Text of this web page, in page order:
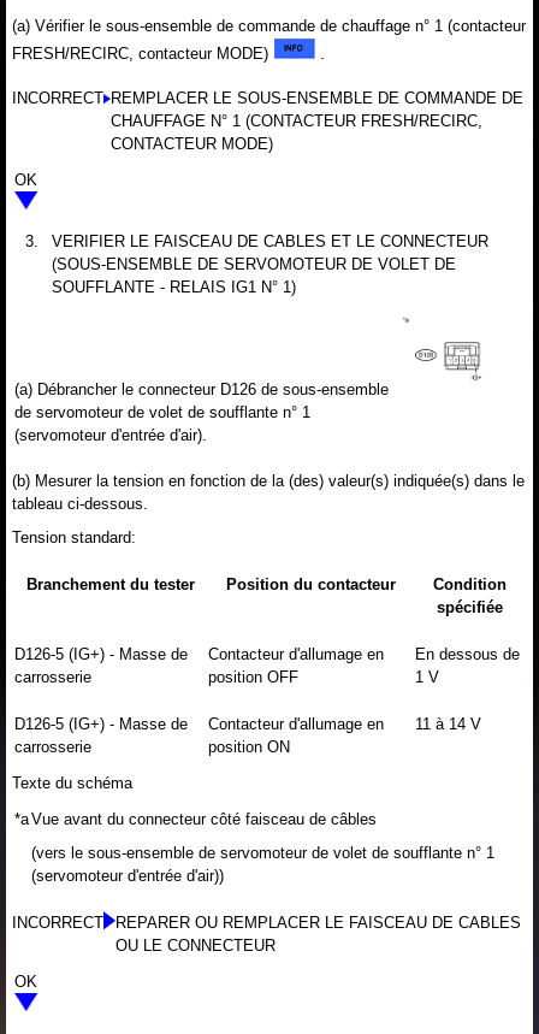
(a) Vérifier le sous-ensemble de commande de chauffage n° 1 (contacteur
FRESH/RECIRC, contacteur MODE)
.
INCORRECT REMPLACER LE SOUS-ENSEMBLE DE COMMANDE DE
CHAUFFAGE N° 1 (CONTACTEUR FRESH/RECIRC,
CONTACTEUR MODE)
OK
3.
VERIFIER LE FAISCEAU DE CABLES ET LE CONNECTEUR
(SOUS-ENSEMBLE DE SERVOMOTEUR DE VOLET DE
SOUFFLANTE - RELAIS IG1 N° 1)
(a) Débrancher le connecteur D126 de sous-ensemble
de servomoteur de volet de soufflante n° 1
(servomoteur d'entrée d'air).
(b) Mesurer la tension en fonction de la (des) valeur(s) indiquée(s) dans le
tableau ci-dessous.
Tension standard:
Branchement du tester Position du contacteur
Condition
spécifiée
D126-5 (IG+) - Masse de
carrosserie
Contacteur d'allumage en
position OFF
En dessous de
1 V
D126-5 (IG+) - Masse de
carrosserie
Contacteur d'allumage en
position ON
11 à 14 V
Texte du schéma
*aVue avant du connecteur côté faisceau de câbles
(vers le sous-ensemble de servomoteur de volet de soufflante n° 1
(servomoteur d'entrée d'air))
INCORRECT
REPARER OU REMPLACER LE FAISCEAU DE CABLES
OU LE CONNECTEUR
OK